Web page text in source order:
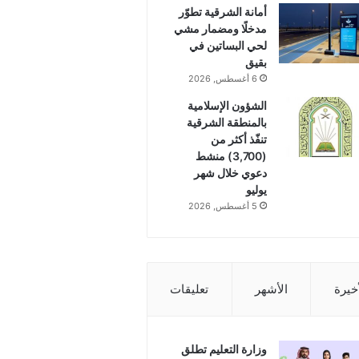
أمانة الشرقية تطوّر
مدخلًا ومضمار مشي
لحي البساتين في
بقيق
6 أغسطس, 2026
الشؤون الإسلامية
بالمنطقة الشرقية
تنفّذ أكثر من
(3,700) منشط
دعوي خلال شهر
يوليو
5 أغسطس, 2026
الأشهر تعليقات
وزارة التعليم تطلق